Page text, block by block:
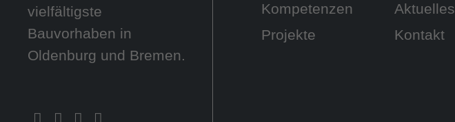
vielfältigste
Bauvorhaben in
Oldenburg und Bremen.
Kompetenzen
Projekte
Aktuelles
Kontakt